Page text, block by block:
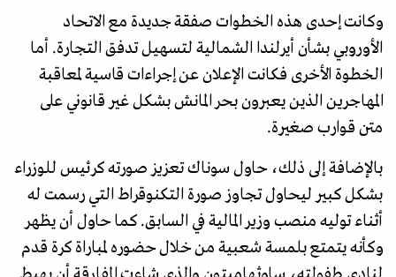
وكانت إحدى هذه الخطوات صفقة جديدة مع الاتحاد
الأوروبي بشأن أيرلندا الشمالية لتسهيل تدفق التجارة. أما
الخطوة الأخرى فكانت الإعلان عن إجراءات قاسية لمعاقبة
المهاجرين الذين يعبرون بحر المانش بشكل غير قانوني على
متن قوارب صغيرة.
بالإضافة إلى ذلك، حاول سوناك تعزيز صورته كرئيس للوزراء
بشكل كبير ليحاول تجاوز صورة التكنوقراط التي رسمت له
أثناء توليه منصب وزير المالية في السابق. كما حاول أن يظهر
وكأنه يتمتع بلمسة شعبية من خلال حضوره لمباراة كرة قدم